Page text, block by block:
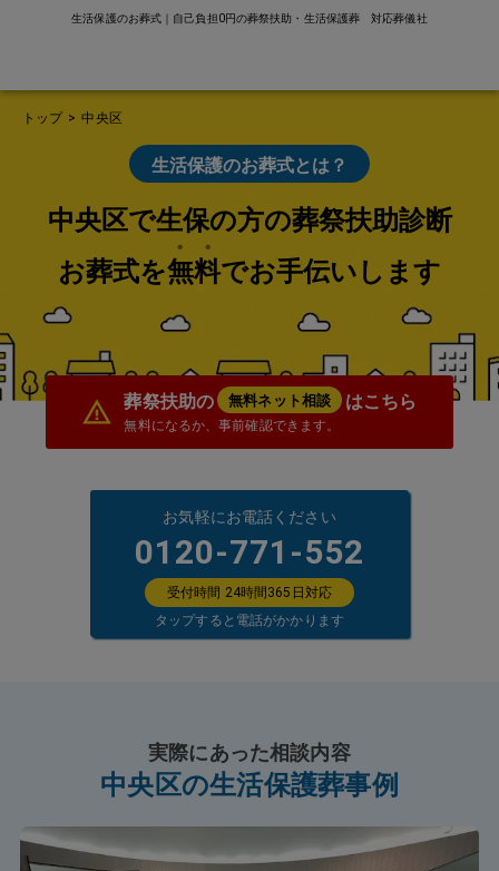
生活保護のお葬式｜自己負担0円の葬祭扶助・生活保護葬 対応葬儀社
トップ > 中央区
生活保護のお葬式とは？
中央区で生保の方の葬祭扶助診断
お葬式を無料でお手伝いします
葬祭扶助の 無料ネット相談 はこちら
無料になるか、事前確認できます。
お気軽にお電話ください
0120-771-552
受付時間 24時間365日対応
タップすると電話がかかります
実際にあった相談内容
中央区の生活保護葬事例